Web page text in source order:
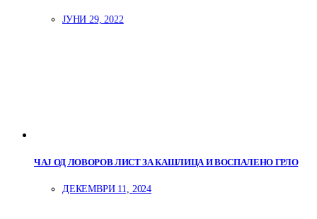
ЈУНИ 29, 2022
ЧАЈ ОД ЛОВОРОВ ЛИСТ ЗА КАШЛИЦА И ВОСПАЛЕНО ГРЛО
ДЕКЕМВРИ 11, 2024